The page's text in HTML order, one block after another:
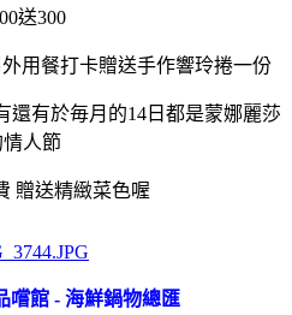
送300
用餐打卡贈送手作響玲捲一份
有於毎月的14日都是蒙娜麗莎
情人節
贈送精緻菜色喔
嚐館 - 海鮮鍋物總匯